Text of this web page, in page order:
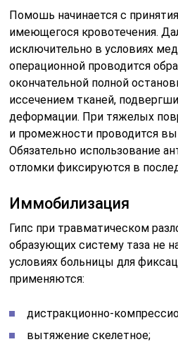
Помошь начинается с
имеющегося кровотечения.
исключительно в условиях
операционной проводится
окончательной полной
иссечением тканей,
деформации. При тяжелых
и промежности проводится
Обязательно использование
отломки фиксируются в
Иммобилизация
Гипс при травматическом
образующих систему таза не
условиях больницы для
применяются:
дистракционно-
вытяжение скелетное;